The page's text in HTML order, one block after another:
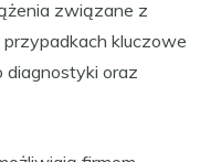
związane z
kluczowe
diagnostyki oraz